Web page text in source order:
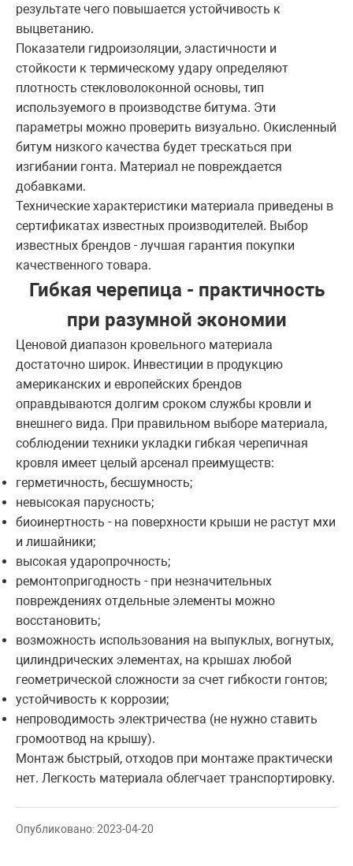
результате чего повышается устойчивость к
выцветанию.
Показатели гидроизоляции, эластичности и
стойкости к термическому удару определяют
плотность стекловолоконной основы, тип
используемого в производстве битума. Эти
параметры можно проверить визуально. Окисленный
битум низкого качества будет трескаться при
изгибании гонта. Материал не повреждается
добавками.
Технические характеристики материала приведены в
сертификатах известных производителей. Выбор
известных брендов - лучшая гарантия покупки
качественного товара.
Гибкая черепица - практичность
при разумной экономии
Ценовой диапазон кровельного материала
достаточно широк. Инвестиции в продукцию
американских и европейских брендов
оправдываются долгим сроком службы кровли и
внешнего вида. При правильном выборе материала,
соблюдении техники укладки гибкая черепичная
кровля имеет целый арсенал преимуществ:
герметичность, бесшумность;
невысокая парусность;
биоинертность - на поверхности крыши не растут мхи
и лишайники;
высокая ударопрочность;
ремонтопригодность - при незначительных
повреждениях отдельные элементы можно
восстановить;
возможность использования на выпуклых, вогнутых,
цилиндрических элементах, на крышах любой
геометрической сложности за счет гибкости гонтов;
устойчивость к коррозии;
непроводимость электричества (не нужно ставить
громоотвод на крышу).
Монтаж быстрый, отходов при монтаже практически
нет. Легкость материала облегчает транспортировку.
Опубликовано: 2023-04-20